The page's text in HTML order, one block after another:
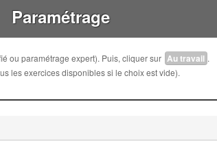
Paramétrage
ou paramétrage expert). Puis, cliquer sur Au travail .
les exercices disponibles si le choix est vide).